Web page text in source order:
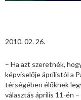
2010. 02. 26.
– Ha azt szeretnék,
képviselője áprilistól a
térségében élőknek
választás április 11-én